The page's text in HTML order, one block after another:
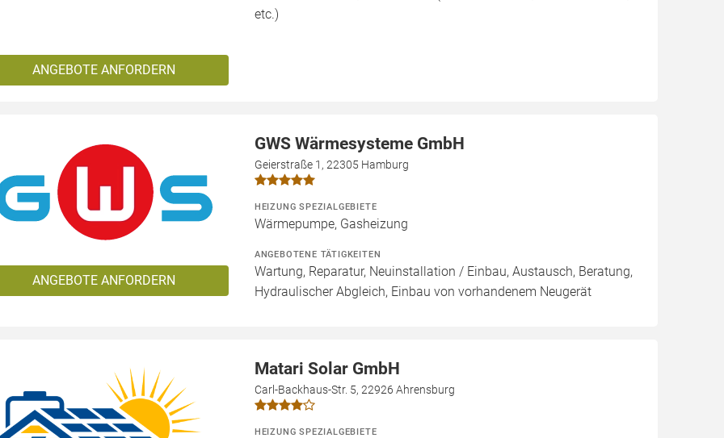
ANGEBOTE ANFORDERN
etc.)
ANGEBOTE ANFORDERN
GWS Wärmesysteme GmbH
Geierstraße 1, 22305 Hamburg
HEIZUNG SPEZIALGEBIETE
Wärmepumpe, Gasheizung
ANGEBOTENE TÄTIGKEITEN
Wartung, Reparatur, Neuinstallation / Einbau, Austausch, Beratung,
Hydraulischer Abgleich, Einbau von vorhandenem Neugerät
Matari Solar GmbH
Carl-Backhaus-Str. 5, 22926 Ahrensburg
HEIZUNG SPEZIALGEBIETE